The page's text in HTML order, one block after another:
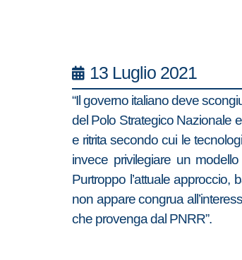
13 Luglio 2021
“Il governo italiano deve
del Polo Strategico Nazionale
e ritrita secondo cui le
invece privilegiare un
Purtroppo l’attuale
non appare congrua
che provenga dal PNRR”.